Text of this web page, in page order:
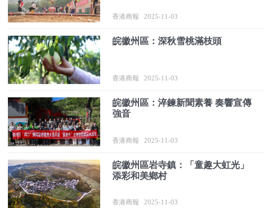
香港商報 2025-11-03
皖徽州區：深秋雪桃滿枝頭
香港商報 2025-11-03
皖徽州區：淬鍊新聞素養 奏響宣傳
強音
香港商報 2025-11-03
皖徽州區岩寺鎮：「童趣大虹光」
添彩和美鄉村
香港商報 2025-11-03